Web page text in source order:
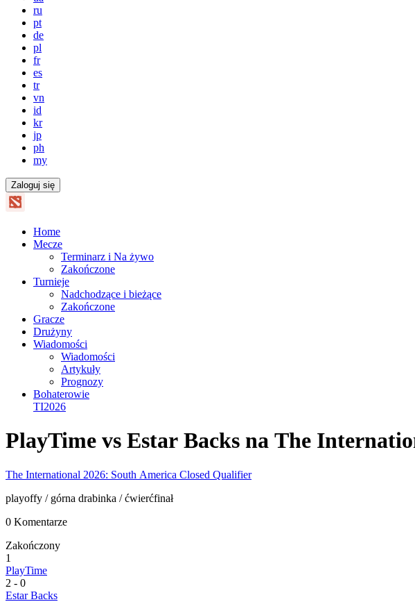
ru
pt
de
pl
fr
es
tr
vn
id
kr
jp
ph
my
Zaloguj się
Home
Mecze
Terminarz i Na żywo
Zakończone
Turnieje
Nadchodzące i bieżące
Zakończone
Gracze
Drużyny
Wiadomości
Wiadomości
Artykuły
Prognozy
Bohaterowie
TI2026
PlayTime vs Estar Backs na The
The International 2026: South America Closed Qualifier
playoffy / górna drabinka / ćwierćfinał
0 Komentarze
Zakończony
1
PlayTime
2 - 0
Estar Backs